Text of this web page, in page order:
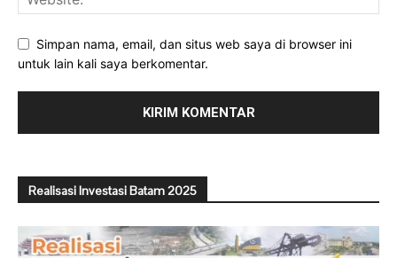
Simpan nama, email, dan situs web saya di browser ini
untuk lain kali saya berkomentar.
Realisasi Investasi Batam 2025